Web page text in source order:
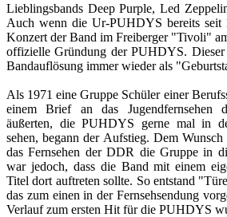
Lieblingsbands Deep Purple, Led
Auch wenn die Ur-PUHDYS bereits seit
Konzert der Band im Freiberger "Tivoli"
offizielle Gründung der PUHDYS.
Bandauflösung immer wieder als
Als 1971 eine Gruppe Schüler einer
einem Brief an das Jugendfernsehen
äußerten, die PUHDYS gerne mal in
sehen, begann der Aufstieg. Dem
das Fernsehen der DDR die Gruppe in
war jedoch, dass die Band mit einem
Titel dort auftreten sollte. So entstand
das zum einen in der Fernsehsendung
Verlauf zum ersten Hit für die PUHDYS